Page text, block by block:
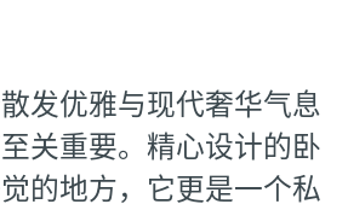
发优雅与现代奢华气息
关重要。精心设计的卧
的地方，它更是一个私